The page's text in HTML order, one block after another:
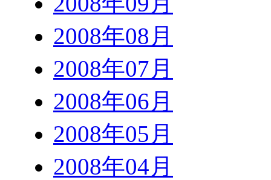
2008年08月
2008年07月
2008年06月
2008年05月
2008年04月